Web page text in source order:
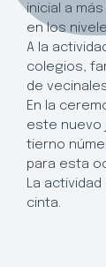
inicial a
en los
A la
colegios,
de
En la
este nuevo
tierno
para esta
La
cinta.